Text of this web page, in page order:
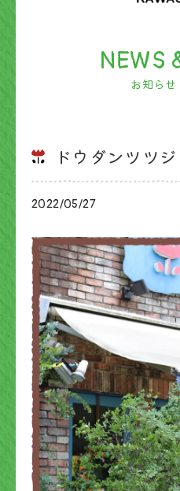
NEWS
お知らせ
ドウダンツツジ
2022/05/27